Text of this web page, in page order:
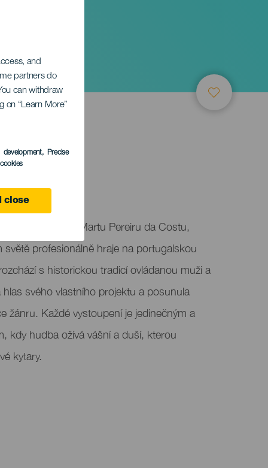
and
partners do
can withdraw
on “Learn More”
development, Precise
close
představuje Martu Pereiru da Costu,
světě profesionálně hraje na portugalskou
s historickou tradicí ovládanou muži a
svého vlastního projektu a posunula
žánru. Každé vystoupení je jedinečným a
kdy hudba ožívá vášní a duší, kterou
kytary.